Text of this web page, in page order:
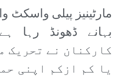
مارٹینیز پیلی واسکٹ
کارکنان نے تحریک
یا کم ازکم اپنی